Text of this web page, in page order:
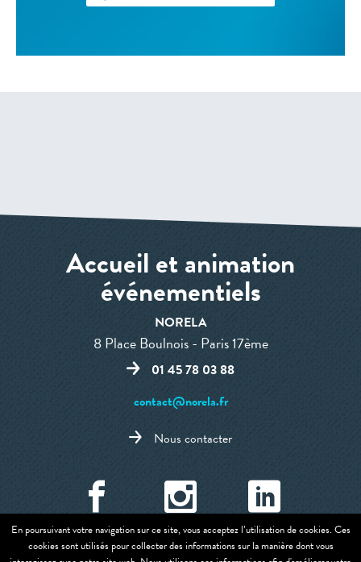
Accueil et animation
événementiels
NORELA
8 Place Boulnois - Paris 17ème
01 45 78 03 88
contact@norela.fr
Nous contacter
Mentions légales et CGU-Politique de confidentialites et cookies
En poursuivant votre navigation sur ce site, vous acceptez l’utilisation de cookies. Ces
cookies sont utilisés pour collecter des informations sur la manière dont vous